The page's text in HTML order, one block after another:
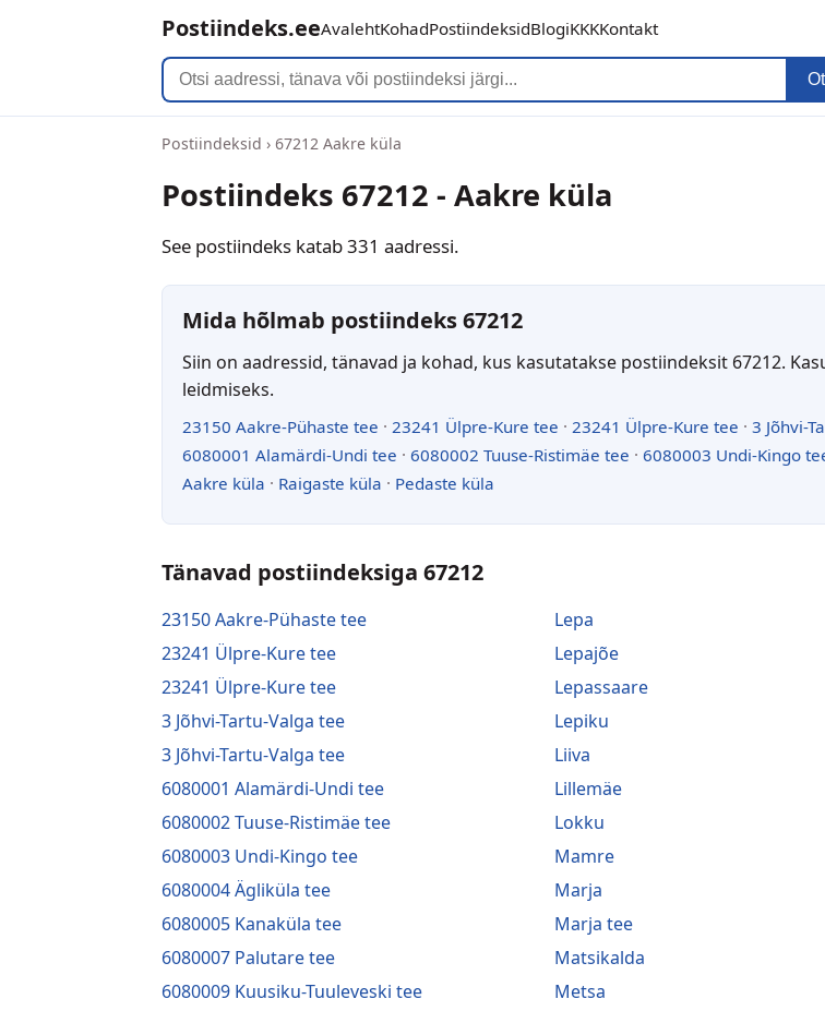
Postiindeks.eeAvalehtKohadPostiindeksidBlogiKKKKontakt
Postiindeksid › 67212 Aakre küla
Postiindeks 67212 - Aakre küla
See postiindeks katab 331 aadressi.
Mida hõlmab postiindeks 67212
Siin on aadressid, tänavad ja kohad, kus kasutatakse postiindeksit 67212.
leidmiseks.
23150 Aakre-Pühaste tee · 23241 Ülpre-Kure tee · 23241 Ülpre-Kure tee · 3 Jõhvi-
6080001 Alamärdi-Undi tee · 6080002 Tuuse-Ristimäe tee · 6080003 Undi-Kingo
Aakre küla · Raigaste küla · Pedaste küla
Tänavad postiindeksiga 67212
23150 Aakre-Pühaste tee
23241 Ülpre-Kure tee
23241 Ülpre-Kure tee
3 Jõhvi-Tartu-Valga tee
3 Jõhvi-Tartu-Valga tee
6080001 Alamärdi-Undi tee
6080002 Tuuse-Ristimäe tee
6080003 Undi-Kingo tee
6080004 Ägliküla tee
6080005 Kanaküla tee
6080007 Palutare tee
6080009 Kuusiku-Tuuleveski tee
Lepa
Lepajõe
Lepassaare
Lepiku
Liiva
Lillemäe
Lokku
Mamre
Marja
Marja tee
Matsikalda
Metsa